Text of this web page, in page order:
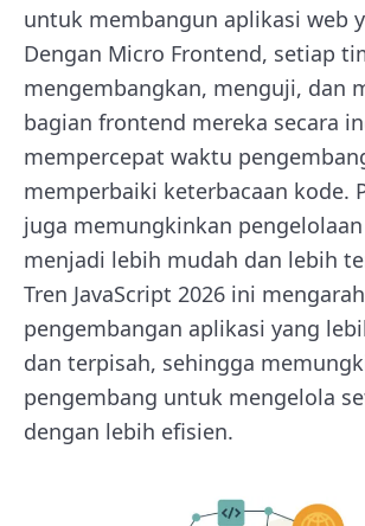
untuk membangun aplikasi web
Dengan Micro Frontend, setiap
mengembangkan, menguji, dan
bagian frontend mereka secara
mempercepat waktu
memperbaiki keterbacaan kode.
juga memungkinkan
menjadi lebih mudah dan lebih
Tren JavaScript 2026 ini
pengembangan aplikasi yang
dan terpisah, sehingga
pengembang untuk mengelola
dengan lebih efisien.